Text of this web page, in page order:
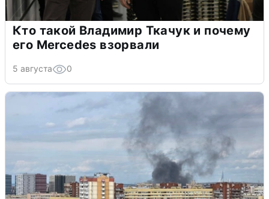
Кто такой Владимир Ткачук и почему
его Mercedes взорвали
5 августа 0